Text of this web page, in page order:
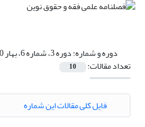
دوره و شماره:دوره 3، شماره 6، بهار 1400، صفحه 7-193
تعداد مقالات: 10
فایل کلی مقالات این شماره